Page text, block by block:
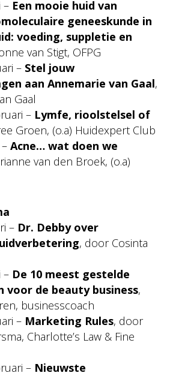
– Een mooie huid van
geneeskunde in
voeding, suppletie en
van Stigt, OFPG
– Stel jouw
aan Annemarie van Gaal,
Gaal
– Lymfe, rioolstelsel of
Groen, (o.a) Huidexpert Club
Acne… wat doen we
van den Broek, (o.a)
– Dr. Debby over
, door Cosinta
– De 10 meest gestelde
voor de beauty business,
businesscoach
– Marketing Rules, door
Charlotte’s Law & Fine
– Nieuwste